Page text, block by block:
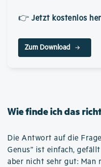
👉 Jetzt kostenlos
Zum Download
Wie finde ich das
Die Antwort auf die
Genus” ist einfach,
aber nicht sehr gut: Man